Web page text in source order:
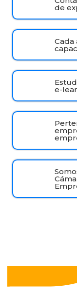
de
Cada
e-